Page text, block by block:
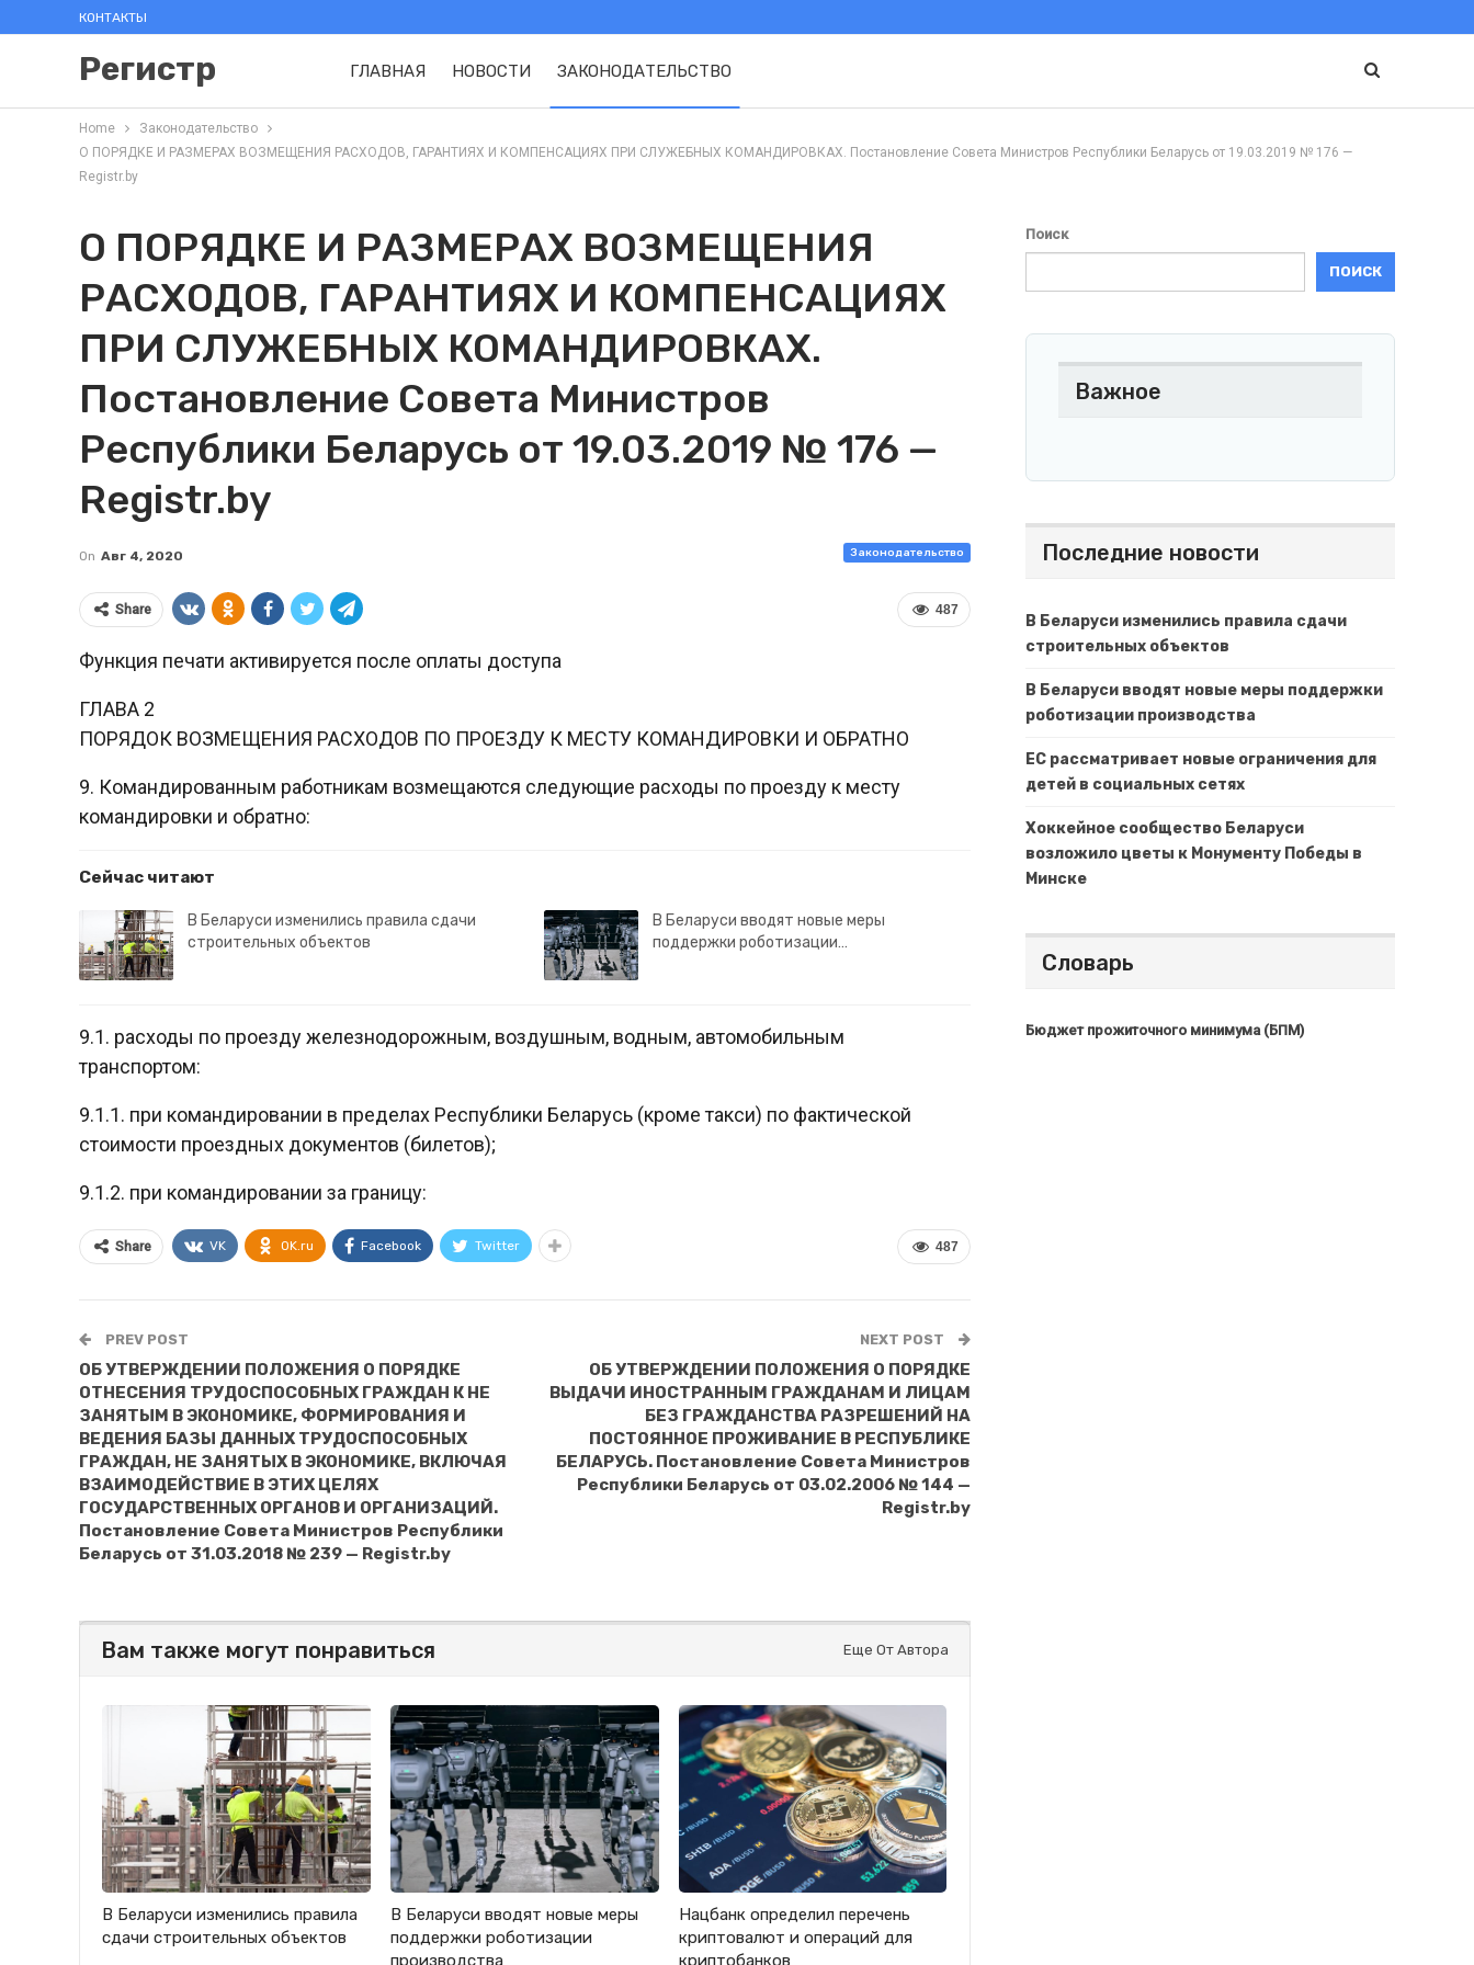
КОНТАКТЫ
Регистр ГЛАВНАЯ НОВОСТИ ЗАКОНОДАТЕЛЬСТВО
Home
Законодательство
О ПОРЯДКЕ И РАЗМЕРАХ ВОЗМЕЩЕНИЯ РАСХОДОВ, ГАРАНТИЯХ И КОМПЕНСАЦИЯХ ПРИ СЛУЖЕБНЫХ КОМАНДИРОВКАХ. Постановление Совета Министров Республики Беларусь от 19.03.2019 № 176 —
Registr.by
О ПОРЯДКЕ И РАЗМЕРАХ ВОЗМЕЩЕНИЯ
РАСХОДОВ, ГАРАНТИЯХ И КОМПЕНСАЦИЯХ
ПРИ СЛУЖЕБНЫХ КОМАНДИРОВКАХ.
Постановление Совета Министров
Республики Беларусь от 19.03.2019 № 176 —
Registr.by
Законодательство
On Авг 4, 2020
487
Share
Функция печати активируется после оплаты доступа
ГЛАВА 2
ПОРЯДОК ВОЗМЕЩЕНИЯ РАСХОДОВ ПО ПРОЕЗДУ К МЕСТУ КОМАНДИРОВКИ И ОБРАТНО
9. Командированным работникам возмещаются следующие расходы по проезду к месту
командировки и обратно:
Сейчас читают
В Беларуси изменились правила сдачи
строительных объектов
В Беларуси вводят новые меры
поддержки роботизации…
9.1. расходы по проезду железнодорожным, воздушным, водным, автомобильным
транспортом:
9.1.1. при командировании в пределах Республики Беларусь (кроме такси) по фактической
стоимости проездных документов (билетов);
9.1.2. при командировании за границу:
487
Share VK OK.ru Facebook Twitter
PREV POST
ОБ УТВЕРЖДЕНИИ ПОЛОЖЕНИЯ О ПОРЯДКЕ
ОТНЕСЕНИЯ ТРУДОСПОСОБНЫХ ГРАЖДАН К НЕ
ЗАНЯТЫМ В ЭКОНОМИКЕ, ФОРМИРОВАНИЯ И
ВЕДЕНИЯ БАЗЫ ДАННЫХ ТРУДОСПОСОБНЫХ
ГРАЖДАН, НЕ ЗАНЯТЫХ В ЭКОНОМИКЕ, ВКЛЮЧАЯ
ВЗАИМОДЕЙСТВИЕ В ЭТИХ ЦЕЛЯХ
ГОСУДАРСТВЕННЫХ ОРГАНОВ И ОРГАНИЗАЦИЙ.
Постановление Совета Министров Республики
Беларусь от 31.03.2018 № 239 — Registr.by
NEXT POST
ОБ УТВЕРЖДЕНИИ ПОЛОЖЕНИЯ О ПОРЯДКЕ
ВЫДАЧИ ИНОСТРАННЫМ ГРАЖДАНАМ И ЛИЦАМ
БЕЗ ГРАЖДАНСТВА РАЗРЕШЕНИЙ НА
ПОСТОЯННОЕ ПРОЖИВАНИЕ В РЕСПУБЛИКЕ
БЕЛАРУСЬ. Постановление Совета Министров
Республики Беларусь от 03.02.2006 № 144 —
Registr.by
Вам также могут понравиться Еще От Автора
В Беларуси изменились правила
сдачи строительных объектов
В Беларуси вводят новые меры
поддержки роботизации
производства
Нацбанк определил перечень
криптовалют и операций для
криптобанков
Поиск
ПОИСК
Важное
Последние новости
В Беларуси изменились правила сдачи
строительных объектов
В Беларуси вводят новые меры поддержки
роботизации производства
ЕС рассматривает новые ограничения для
детей в социальных сетях
Хоккейное сообщество Беларуси
возложило цветы к Монументу Победы в
Минске
Словарь
Бюджет прожиточного минимума (БПМ)